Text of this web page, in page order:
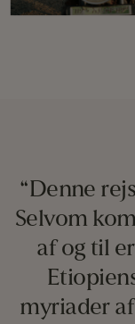
“Denne
Selvom
af og til
myriader